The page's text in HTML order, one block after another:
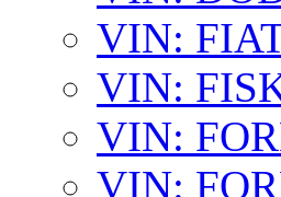
VIN:
VIN:
VIN:
VIN: